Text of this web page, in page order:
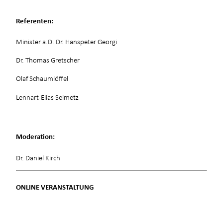
Referenten:
Minister a.D. Dr. Hanspeter Georgi
Dr. Thomas Gretscher
Olaf Schaumlöffel
Lennart-Elias Seimetz
Moderation:
Dr. Daniel Kirch
ONLINE VERANSTALTUNG